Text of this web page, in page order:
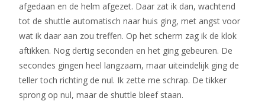
afgedaan en de helm afgezet. Daar zat ik dan, wachtend
tot de shuttle automatisch naar huis ging, met angst voor
wat ik daar aan zou treffen. Op het scherm zag ik de klok
aftikken. Nog dertig seconden en het ging gebeuren. De
secondes gingen heel langzaam, maar uiteindelijk ging de
teller toch richting de nul. Ik zette me schrap. De tikker
sprong op nul, maar de shuttle bleef staan.